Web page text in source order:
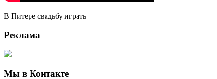
В Питере свадьбу играть
Реклама
Мы в Контакте